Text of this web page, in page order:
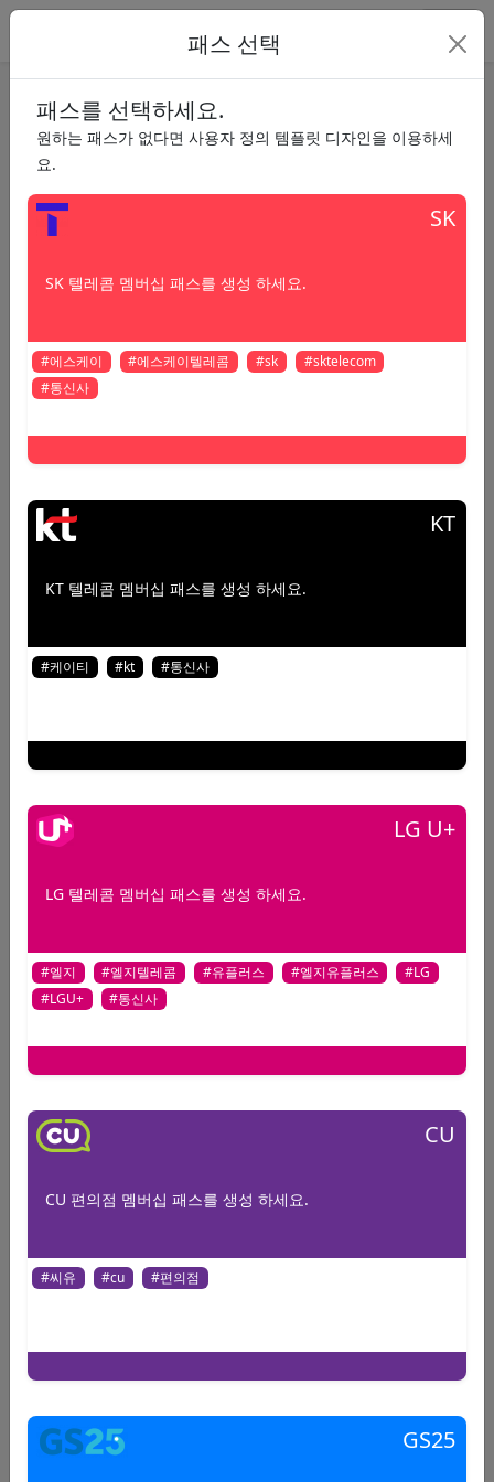
Wallet Pass Create
Wallet Pass 생성 / 수정
패스 기본설정
패스 미리보기를 지원합니다.
바코드 영역
QR코드 영역
패스 정보입력
이름(닉네임)을 입력하세요.
바코드 유형을 선택하세요.
Submit
패스발급 및 사용방법
패스 선택
패스를 선택하세요.
원하는 패스가 없다면 사용자 정의 템플릿 디자인을 이용하세
요.
SK
SK 텔레콤 멤버십 패스를 생성 하세요.
#에스케이 #에스케이텔레콤 #sk
#sktelecom
#통신사
KT
KT 텔레콤 멤버십 패스를 생성 하세요.
#케이티 #kt #통신사
LG U+
LG 텔레콤 멤버십 패스를 생성 하세요.
#엘지 #엘지텔레콤 #유플러스 #엘지유플러스
#LG
#LGU+
#통신사
CU
CU 편의점 멤버십 패스를 생성 하세요.
#씨유 #cu #편의점
GS25